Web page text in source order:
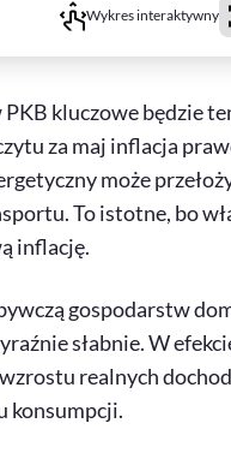
Wykres interaktywny
PKB kluczowe będzie
za maj inflacja
może
To istotne, bo
inflację.
gospodarstw
słabnie. W
realnych
konsumpcji.